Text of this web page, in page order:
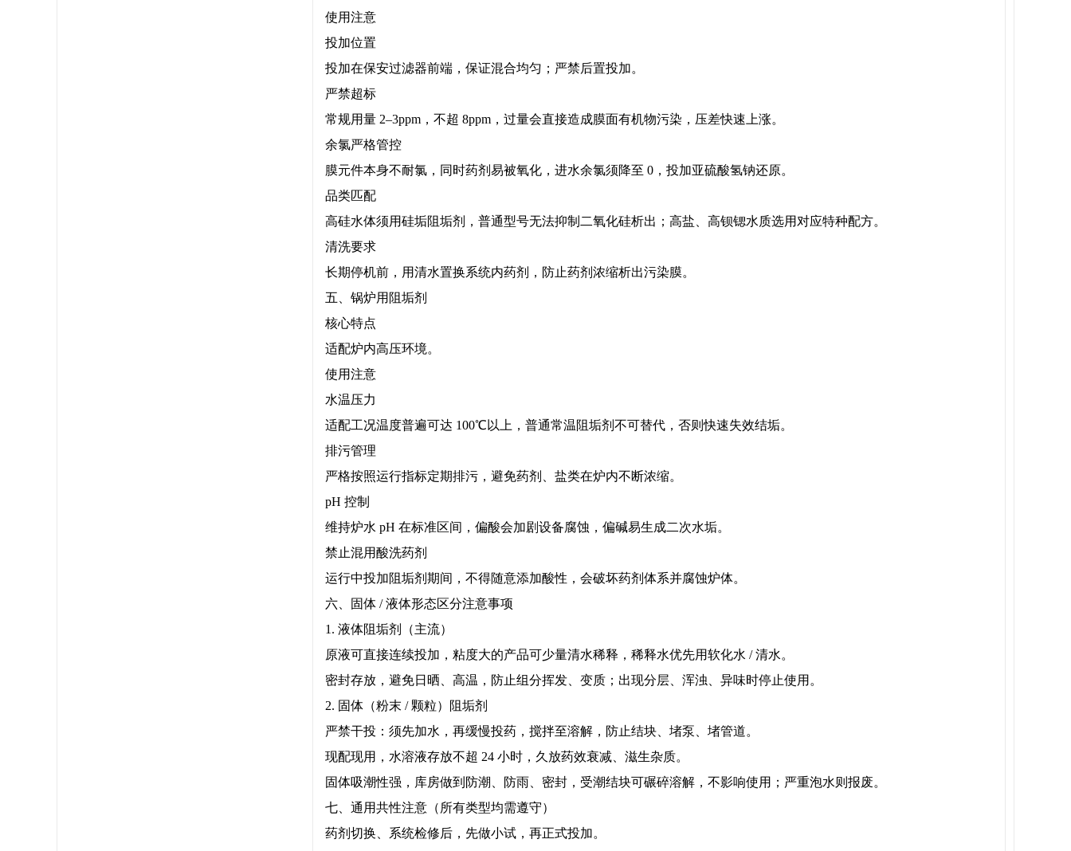
使用注意
投加位置
投加在保安过滤器前端，保证混合均匀；严禁后置投加。
严禁超标
常规用量 2–3ppm，不超 8ppm，过量会直接造成膜面有机物污染，压差快速上涨。
余氯严格管控
膜元件本身不耐氯，同时药剂易被氧化，进水余氯须降至 0，投加亚硫酸氢钠还原。
品类匹配
高硅水体须用硅垢阻垢剂，普通型号无法抑制二氧化硅析出；高盐、高钡锶水质选用对应特种配方。
清洗要求
长期停机前，用清水置换系统内药剂，防止药剂浓缩析出污染膜。
五、锅炉用阻垢剂
核心特点
适配炉内高压环境。
使用注意
水温压力
适配工况温度普遍可达 100℃以上，普通常温阻垢剂不可替代，否则快速失效结垢。
排污管理
严格按照运行指标定期排污，避免药剂、盐类在炉内不断浓缩。
pH 控制
维持炉水 pH 在标准区间，偏酸会加剧设备腐蚀，偏碱易生成二次水垢。
禁止混用酸洗药剂
运行中投加阻垢剂期间，不得随意添加酸性，会破坏药剂体系并腐蚀炉体。
六、固体 / 液体形态区分注意事项
1. 液体阻垢剂（主流）
原液可直接连续投加，粘度大的产品可少量清水稀释，稀释水优先用软化水 / 清水。
密封存放，避免日晒、高温，防止组分挥发、变质；出现分层、浑浊、异味时停止使用。
2. 固体（粉末 / 颗粒）阻垢剂
严禁干投：须先加水，再缓慢投药，搅拌至溶解，防止结块、堵泵、堵管道。
现配现用，水溶液存放不超 24 小时，久放药效衰减、滋生杂质。
固体吸潮性强，库房做到防潮、防雨、密封，受潮结块可碾碎溶解，不影响使用；严重泡水则报废。
七、通用共性注意（所有类型均需遵守）
药剂切换、系统检修后，先做小试，再正式投加。